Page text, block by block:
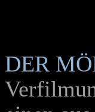
DER